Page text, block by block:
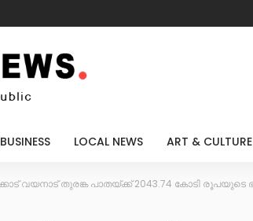
BUSINESS LOCAL NEWS ART & CULTURE
വയനാട് തുരങ്ക പാതയ്ക്ക് 2043.74 കോടി